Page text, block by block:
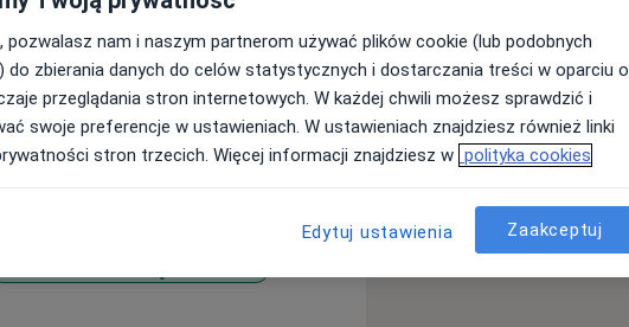
niepłodności w Polsce -
w Mysłowicach, która działa
u kobiet i mężczyzn,
się również w leczeniu chorób
naturalnych
w leczeniu schorzeń
rozrodu w Białymstoku, Rzymie,
pozwalasz nam i naszym partnerom używać plików cookie (lub podobnych
do zbierania danych do celów statystycznych i dostarczania treści w oparciu o
przeglądania stron internetowych. W każdej chwili możesz sprawdzić i
swoje preferencje w ustawieniach. W ustawieniach znajdziesz również linki
stron trzecich. Więcej informacji znajdziesz w polityka cookies
Edytuj ustawienia Zaakceptuj